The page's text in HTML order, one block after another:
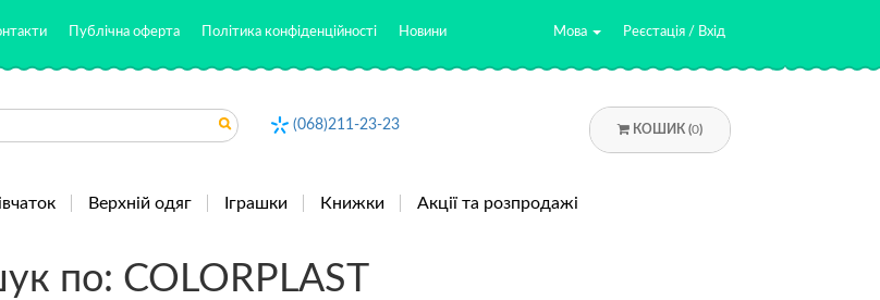
Публічна оферта Політика конфіденційності Новини Мова Реєстація / Вхід
(068)211-23-23 КОШИК (0)
Верхній одяг Іграшки Книжки Акції та розпродажі
по: COLORPLAST